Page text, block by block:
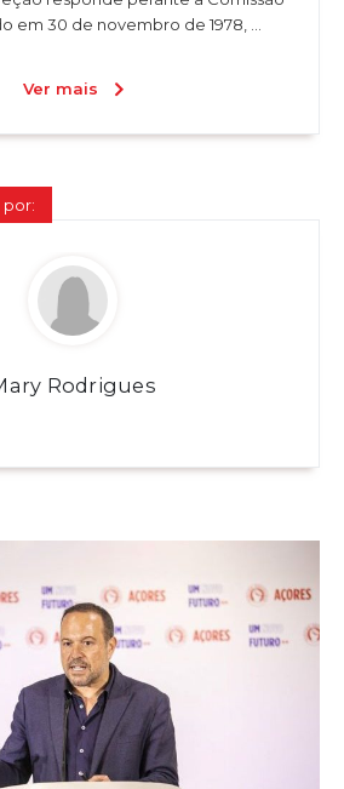
em 30 de novembro de 1978, ...
Ver mais
Rodrigues